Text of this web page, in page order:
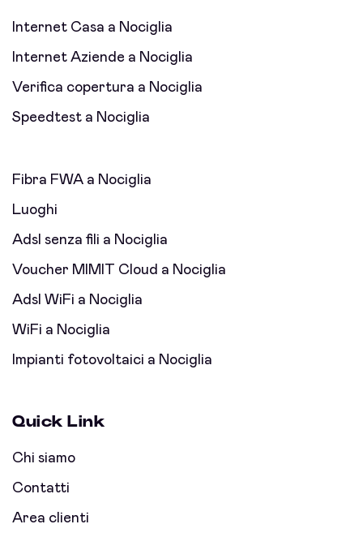
Internet Casa a Nociglia
Internet Aziende a Nociglia
Verifica copertura a Nociglia
Speedtest a Nociglia
Fibra FWA a Nociglia
Luoghi
Adsl senza fili a Nociglia
Voucher MIMIT Cloud a Nociglia
Adsl WiFi a Nociglia
WiFi a Nociglia
Impianti fotovoltaici a Nociglia
Quick Link
Chi siamo
Contatti
Area clienti